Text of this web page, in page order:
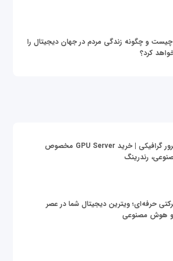
و چگونه زندگی مردم در جهان دیجیتال را
کرد؟
قیمت سرور گرافیکی | خرید GPU Server مخصوص
رندرینگ
حرفه‌ای؛ ویترین دیجیتال شما در عصر
هوش مصنوعی